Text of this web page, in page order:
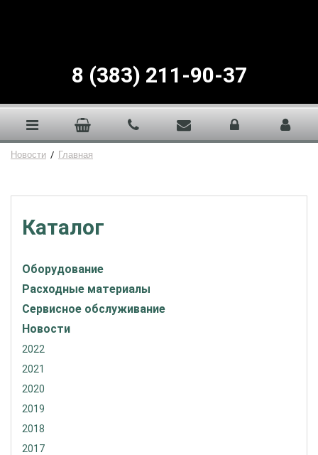
8 (383) 211-90-37
Новости / Главная
Каталог
Оборудование
Расходные материалы
Сервисное обслуживание
Новости
2022
2021
2020
2019
2018
2017